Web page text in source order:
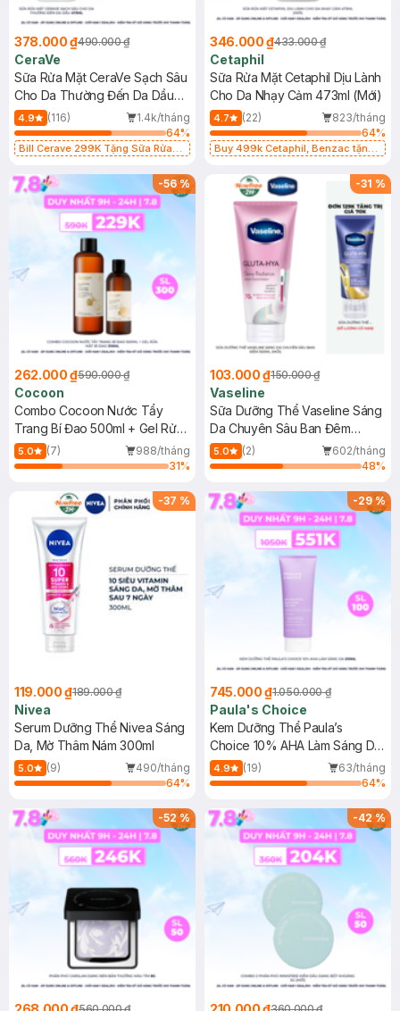
378.000 ₫490.000 ₫
CeraVe
Sữa Rửa Mặt CeraVe Sạch Sâu
Cho Da Thường Đến Da Dầu
473ml
4.9 (116)
1.4k/tháng
64%
Bill Cerave 299K Tặng Sữa Rửa
346.000 ₫433.000 ₫
Cetaphil
Sữa Rửa Mặt Cetaphil Dịu Lành
Cho Da Nhạy Cảm 473ml (Mới)
4.7 (22)
823/tháng
64%
Buy 499k Cetaphil, Benzac tặng
-56%
262.000 ₫590.000 ₫
Cocoon
Combo Cocoon Nước Tẩy
Trang Bí Đao 500ml + Gel Rửa
Mặt Bí Đao 310ml
5.0 (7)
988/tháng
31%
-31 %
103.000 ₫150.000 ₫
Vaseline
Sữa Dưỡng Thể Vaseline Sáng
Da Chuyên Sâu Ban Đêm
300ml (Mới)
5.0 (2)
602/tháng
48%
-37 %
119.000 ₫189.000 ₫
Nivea
Serum Dưỡng Thể Nivea Sáng
Da, Mờ Thâm Nám 300ml
5.0 (9)
490/tháng
64%
-29%
745.000 ₫1.050.000 ₫
Paula's Choice
Kem Dưỡng Thể Paula’s
Choice 10% AHA Làm Sáng Da
210ml
4.9 (19)
63/tháng
64%
-52% -42%